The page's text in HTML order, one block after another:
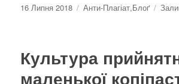
Оприлюднено
16 Липня 2018 Категорії
Анти-Плагіат,Блоґ
Культура
маленької